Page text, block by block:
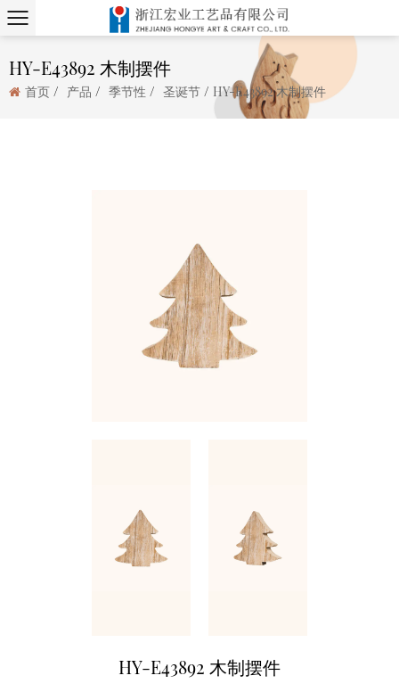
HY-E43892 木制摆件
首页 / 产品 / 季节性 / 圣诞节 / HY-E43892 木制摆件
HY-E43892 木制摆件